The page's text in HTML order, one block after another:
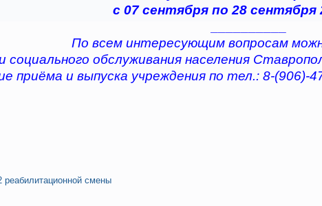
с 07 сентября по 28 сентября
По всем интересующим вопросам
социального обслуживания населения
приёма и выпуска учреждения по тел.: 8-(906)-
реабилитационной смены